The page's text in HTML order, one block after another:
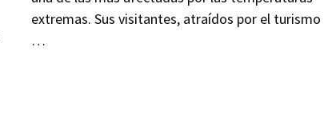
extremas. Sus visitantes, atraídos por el turismo
…